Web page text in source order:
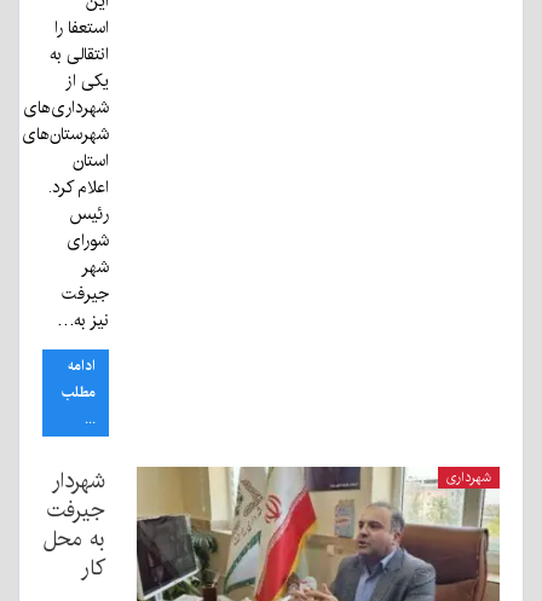
استعفا را
انتقالی به
یکی از
شهرداری‌های
شهرستان‌های
استان
اعلام کرد.
رئیس
شورای
شهر
جیرفت
نیز به…
ادامه
مطلب
...
شهرداری
شهردار
جیرفت
به محل
کار